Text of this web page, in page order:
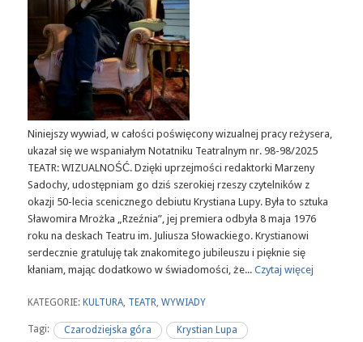
Niniejszy wywiad, w całości poświęcony wizualnej pracy reżysera,
ukazał się we wspaniałym Notatniku Teatralnym nr. 98-98/2025
TEATR: WIZUALNOŚĆ. Dzięki uprzejmości redaktorki Marzeny
Sadochy, udostępniam go dziś szerokiej rzeszy czytelników z
okazji 50-lecia scenicznego debiutu Krystiana Lupy. Była to sztuka
Sławomira Mrożka „Rzeźnia”, jej premiera odbyła 8 maja 1976
roku na deskach Teatru im. Juliusza Słowackiego. Krystianowi
serdecznie gratuluję tak znakomitego jubileuszu i pięknie się
kłaniam, mając dodatkowo w świadomości, że... Czytaj więcej
KATEGORIE: KULTURA, TEATR, WYWIADY
Tagi: Czarodziejska góra
Krystian Lupa